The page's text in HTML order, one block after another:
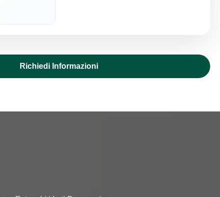
Richiedi Informazioni